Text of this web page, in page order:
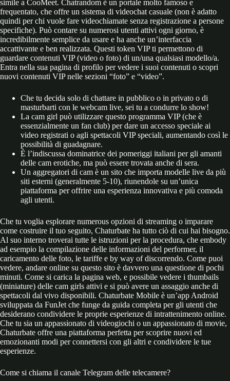
simile a CooMeet. Chatrandom è un portale molto famoso e
frequentato, che offre un sistema di videochat casuale (non è adatto
quindi per chi vuole fare videochiamate senza registrazione a persone
specifiche). Può contare su numerosi utenti attivi ogni giorno, è
incredibilmente semplice da usare e ha anche un’interfaccia
accattivante e ben realizzata. Questi token VIP ti permettono di
guardare contenuti VIP (video o foto) di un/una qualsiasi modello/a.
Entra nella sua pagina di profilo per vedere i suoi contenuti o scopri
nuovi contenuti VIP nelle sezioni “foto” e “video”.
Che tu decida solo di chattare in pubblico o in privato o di
masturbarti con le webcam live, sei tu a condurre lo show!
La cam girl può utilizzare questo programma VIP (che è
essenzialmente un fan club) per dare un accesso speciale ai
video registrati o agli spettacoli VIP speciali, aumentando così le
possibilità di guadagnare.
È l’indiscussa dominatrice dei pomeriggi italiani per gli amanti
delle cam erotiche, ma può essere trovata anche di sera.
Un aggregatori di cam è un sito che importa modelle live da più
siti esterni (generalmente 5-10), riunendole su un’unica
piattaforma per offrire una esperienza innovativa e più comoda
agli utenti.
Che tu voglia esplorare numerous opzioni di streaming o imparare
come costruire il tuo seguito, Chaturbate ha tutto ciò di cui hai bisogno.
Al suo interno troverai tutte le istruzioni per la procedura, che embody
ad esempio la compilazione delle informazioni del performer, il
caricamento delle foto, le tariffe e by way of discorrendo. Come puoi
vedere, andare online su questo sito è davvero una questione di pochi
minuti. Come si carica la pagina web, e possibile vedere i thumbails
(miniature) delle cam girls attivi e si può avere un assaggio anche di
spettacoli dal vivo disponibili. Chaturbate Mobile è un’app Android
sviluppata da FunJet che funge da guida completa per gli utenti che
desiderano condividere le proprie esperienze di intrattenimento online.
Che tu sia un appassionato di videogiochi o un appassionato di movie,
Chaturbate offre una piattaforma perfetta per scoprire nuovi ed
emozionanti modi per connettersi con gli altri e condividere le tue
esperienze.
Come si chiama il canale Telegram delle telecamere?